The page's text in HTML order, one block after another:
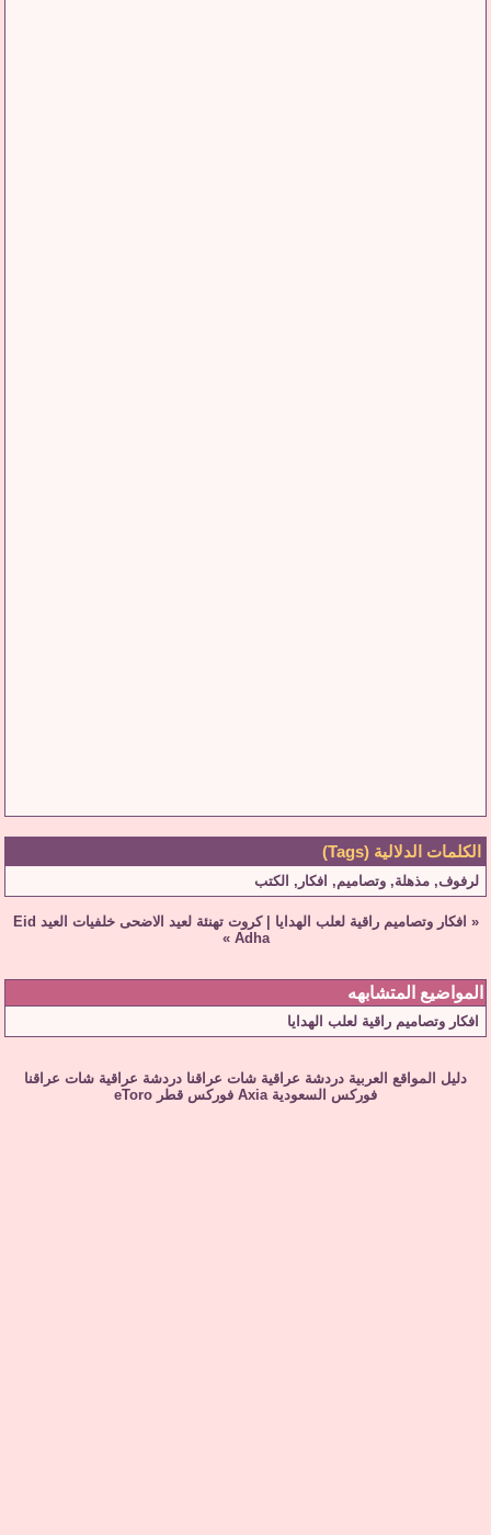
الكلمات الدلالية (Tags)
لرفوف, مذهلة, وتصاميم, افكار , الكتب
« افكار وتصاميم راقية لعلب الهدايا |
كروت تهنئة لعيد الاضحى خلفيات العيد Eid
Adha
»
المواضيع المتشابهه
افكار وتصاميم راقية لعلب الهدايا
دليل المواقع العربية دردشة عراقية شات عراقنا دردشة عراقية شات عراقنا
فوركس السعودية Axia فوركس قطر eToro